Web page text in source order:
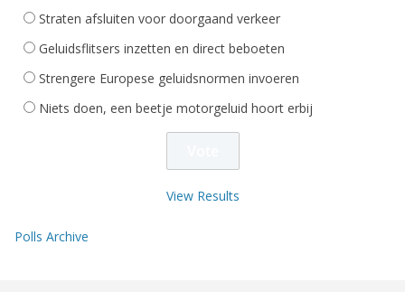
Straten afsluiten voor doorgaand verkeer
Geluidsflitsers inzetten en direct beboeten
Strengere Europese geluidsnormen invoeren
Niets doen, een beetje motorgeluid hoort erbij
View Results
Polls Archive